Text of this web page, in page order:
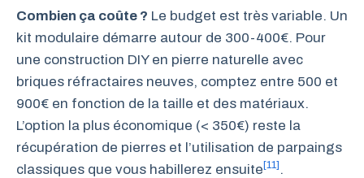
Combien ça coûte ? Le budget est très variable. Un
kit modulaire démarre autour de 300-400€. Pour
une construction DIY en pierre naturelle avec
briques réfractaires neuves, comptez entre 500 et
900€ en fonction de la taille et des matériaux.
L’option la plus économique (< 350€) reste la
récupération de pierres et l’utilisation de parpaings
classiques que vous habillerez ensuite[11] .